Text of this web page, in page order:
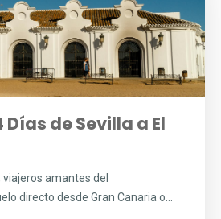
Días de Sevilla a El
viajeros amantes del
directo desde Gran Canaria o...